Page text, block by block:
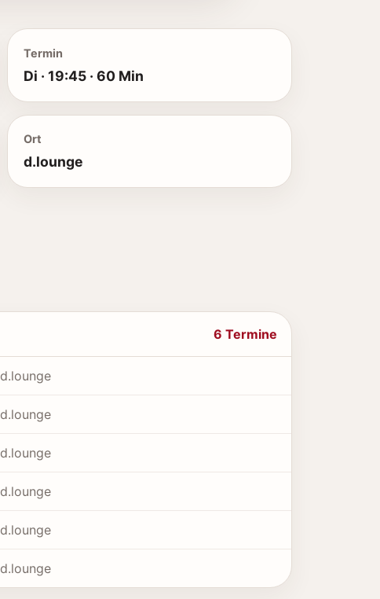
Termin
Di · 19:45 · 60 Min
Ort
d.lounge
6 Termine
d.lounge
d.lounge
d.lounge
d.lounge
d.lounge
d.lounge